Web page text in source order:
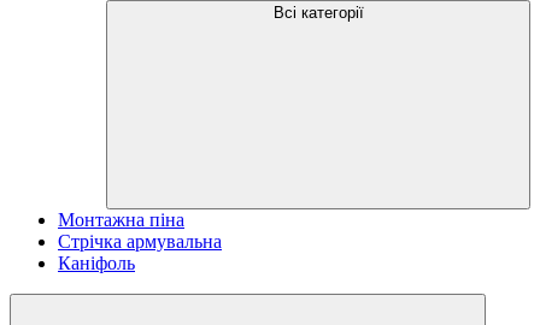
Всі категорії
Монтажна піна
Стрічка армувальна
Каніфоль